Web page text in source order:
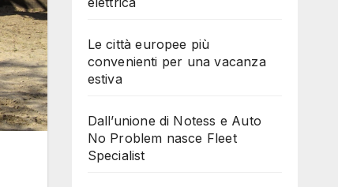
Le città europee più
convenienti per una vacanza
estiva
Dall’unione di Notess e Auto
No Problem nasce Fleet
Specialist